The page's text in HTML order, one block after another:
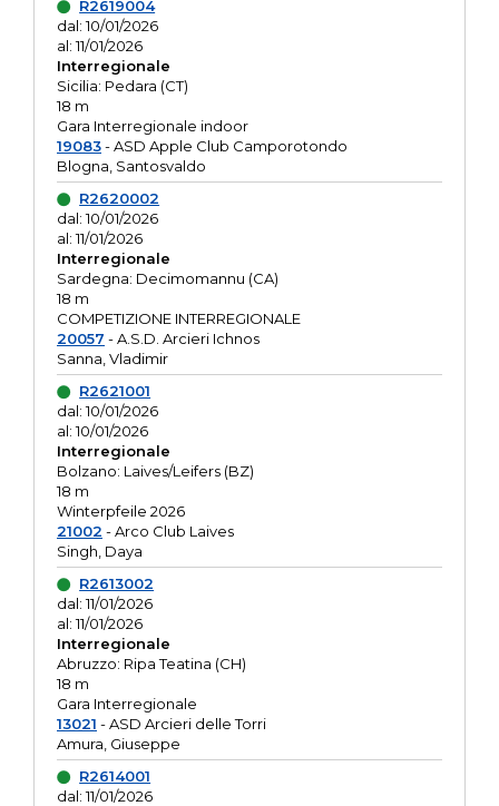
R2619004
dal: 10/01/2026
al: 11/01/2026
Interregionale
Sicilia: Pedara (CT)
18 m
Gara Interregionale indoor
19083- ASD Apple Club Camporotondo
Blogna, Santosvaldo
R2620002
dal: 10/01/2026
al: 11/01/2026
Interregionale
Sardegna: Decimomannu (CA)
18 m
COMPETIZIONE INTERREGIONALE
20057 - A.S.D. Arcieri Ichnos
Sanna, Vladimir
R2621001
dal: 10/01/2026
al: 10/01/2026
Interregionale
Bolzano: Laives/Leifers (BZ)
18 m
Winterpfeile 2026
21002 - Arco Club Laives
Singh, Daya
R2613002
dal: 11/01/2026
al: 11/01/2026
Interregionale
Abruzzo: Ripa Teatina (CH)
18 m
Gara Interregionale
13021 - ASD Arcieri delle Torri
Amura, Giuseppe
R2614001
dal: 11/01/2026